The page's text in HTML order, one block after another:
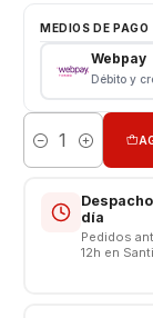
Tipo: Li - ion
Capacidad:
Voltaje: 3.8
Límite
CONSULTE POR
Respaldo
MEDIOS DE PAGO
Webpay
Débito y
Cantidad
día
Pedidos
12h en